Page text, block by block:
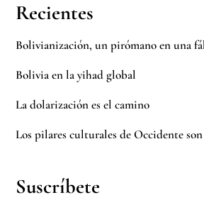
Recientes
Bolivianización, un pirómano en una
Bolivia en la yihad global
La dolarización es el camino
Los pilares culturales de Occidente
Suscríbete